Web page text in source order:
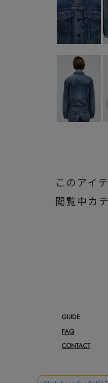
このアイ
閲覧中カ
GUIDE
FAQ
CONTACT